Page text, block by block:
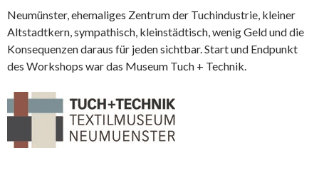
Neumünster, ehemaliges Zentrum der Tuchindustrie, kleiner
Altstadtkern, sympathisch, kleinstädtisch, wenig Geld und die
Konsequenzen daraus für jeden sichtbar. Start und Endpunkt
des Workshops war das Museum Tuch + Technik.